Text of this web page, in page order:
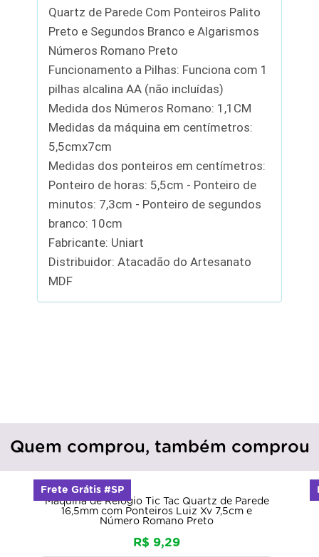
Quartz de Parede Com Ponteiros Palito
Preto e Segundos Branco e Algarismos
Números Romano Preto
Funcionamento a Pilhas: Funciona com 1
pilhas alcalina AA (não incluídas)
Medida dos Números Romano: 1,1CM
Medidas da máquina em centímetros:
5,5cmx7cm
Medidas dos ponteiros em centímetros:
Ponteiro de horas: 5,5cm - Ponteiro de
minutos: 7,3cm - Ponteiro de segundos
branco: 10cm
Fabricante: Uniart
Distribuidor: Atacadão do Artesanato
MDF
Quem comprou, também comprou
Máquina de Relógio Tic Tac Quartz de Parede
16,5mm com Ponteiros Luiz Xv 7,5cm e
Número Romano Preto
R$ 9,29
Frete Grátis #SP